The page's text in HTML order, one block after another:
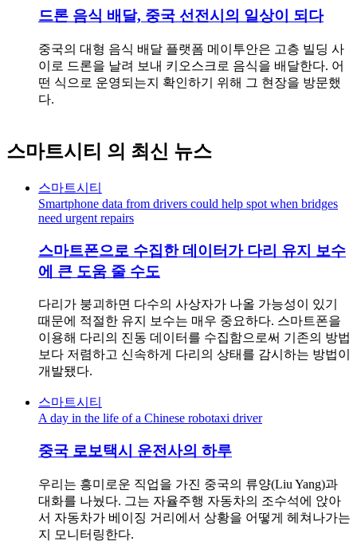
드론 음식 배달, 중국 선전시의 일상이 되다
중국의 대형 음식 배달 플랫폼 메이투안은 고층 빌딩 사
이로 드론을 날려 보내 키오스크로 음식을 배달한다. 어
떤 식으로 운영되는지 확인하기 위해 그 현장을 방문했
다.
스마트시티 의 최신 뉴스
스마트시티
Smartphone data from drivers could help spot when bridges
need urgent repairs
스마트폰으로 수집한 데이터가 다리 유지 보수
에 큰 도움 줄 수도
다리가 붕괴하면 다수의 사상자가 나올 가능성이 있기
때문에 적절한 유지 보수는 매우 중요하다. 스마트폰을
이용해 다리의 진동 데이터를 수집함으로써 기존의 방법
보다 저렴하고 신속하게 다리의 상태를 감시하는 방법이
개발됐다.
스마트시티
A day in the life of a Chinese robotaxi driver
중국 로보택시 운전사의 하루
우리는 흥미로운 직업을 가진 중국의 류양(Liu Yang)과
대화를 나눴다. 그는 자율주행 자동차의 조수석에 앉아
서 자동차가 베이징 거리에서 상황을 어떻게 헤쳐나가는
지 모니터링한다.